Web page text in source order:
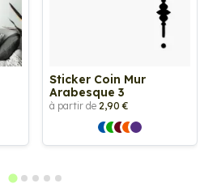
Sticker Coin Mur
Arabesque 3
à partir de 2,90 €